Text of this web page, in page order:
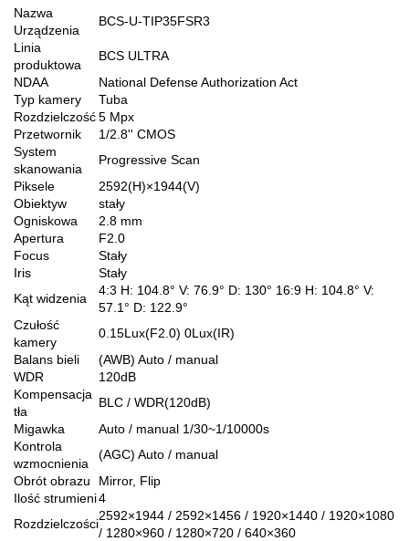
Nazwa
Urządzenia
BCS-U-TIP35FSR3
Linia
produktowa
BCS ULTRA
NDAA
National Defense Authorization Act
Typ kamery
Tuba
Rozdzielczość5 Mpx
Przetwornik
1/2.8'' CMOS
System
skanowania
Progressive Scan
Piksele
2592(H)×1944(V)
Obiektyw
stały
Ogniskowa
2.8 mm
Apertura
F2.0
Focus
Stały
Iris
Stały
Kąt widzenia
4:3 H: 104.8° V: 76.9° D: 130° 16:9 H: 104.8° V:
57.1° D: 122.9°
Czułość
kamery
0.15Lux(F2.0) 0Lux(IR)
Balans bieli
(AWB) Auto / manual
WDR
120dB
Kompensacja
tła
BLC / WDR(120dB)
Migawka
Auto / manual 1/30~1/10000s
Kontrola
wzmocnienia
(AGC) Auto / manual
Obrót obrazu
Mirror, Flip
Ilość strumieni4
Rozdzielczości
2592×1944 / 2592×1456 / 1920×1440 / 1920×1080
/ 1280×960 / 1280×720 / 640×360